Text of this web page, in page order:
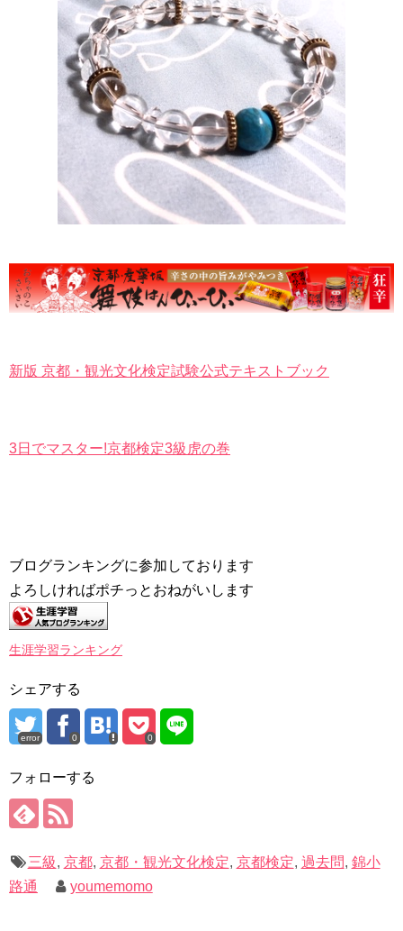
新版 京都・観光文化検定試験公式テキストブック
3日でマスター!京都検定3級虎の巻
ブログランキングに参加しております
よろしければポチっとおねがいします
生涯学習ランキング
シェアする
error 0 0
フォローする
三級, 京都, 京都・観光文化検定, 京都検定, 過去問, 錦小
路通
youmemomo